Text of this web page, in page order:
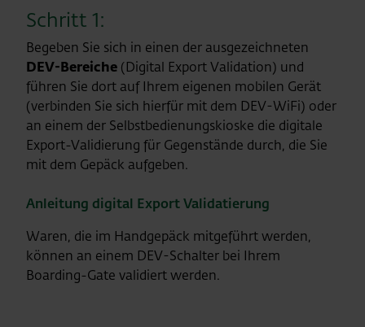
Schritt 1:
Begeben Sie sich in einen der ausgezeichneten
DEV-Bereiche (Digital Export Validation) und
führen Sie dort auf Ihrem eigenen mobilen Gerät
(verbinden Sie sich hierfür mit dem DEV-WiFi) oder
an einem der Selbstbedienungskioske die digitale
Export-Validierung für Gegenstände durch, die Sie
mit dem Gepäck aufgeben.
Anleitung digital Export Validatierung
Waren, die im Handgepäck mitgeführt werden,
können an einem DEV-Schalter bei Ihrem
Boarding-Gate validiert werden.